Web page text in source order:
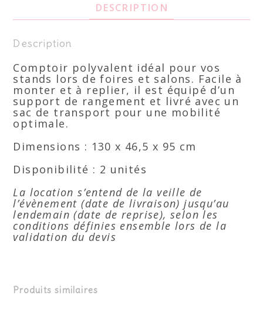
DESCRIPTION
Description
Comptoir polyvalent idéal pour vos
stands lors de foires et salons. Facile à
monter et à replier, il est équipé d’un
support de rangement et livré avec un
sac de transport pour une mobilité
optimale.
Dimensions : 130 x 46,5 x 95 cm
Disponibilité : 2 unités
La location s’entend de la veille de
l’évènement (date de livraison) jusqu’au
lendemain (date de reprise), selon les
conditions définies ensemble lors de la
validation du devis
Produits similaires